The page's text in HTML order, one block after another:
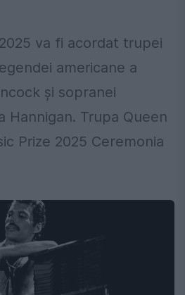
va fi acordat trupei
americane a
și sopranei
Hannigan. Trupa Queen
Prize 2025 Ceremonia